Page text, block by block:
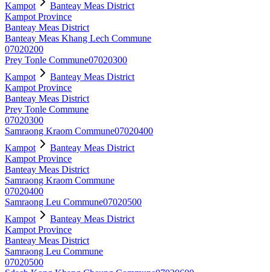
Kampot
Banteay Meas District
Kampot Province
Banteay Meas District
Banteay Meas Khang Lech Commune
07020200
Prey Tonle Commune07020300
Kampot
Banteay Meas District
Kampot Province
Banteay Meas District
Prey Tonle Commune
07020300
Samraong Kraom Commune07020400
Kampot
Banteay Meas District
Kampot Province
Banteay Meas District
Samraong Kraom Commune
07020400
Samraong Leu Commune07020500
Kampot
Banteay Meas District
Kampot Province
Banteay Meas District
Samraong Leu Commune
07020500